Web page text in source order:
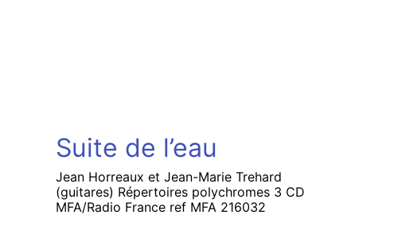
Suite de l’eau
Jean Horreaux et Jean-Marie Trehard
(guitares) Répertoires polychromes 3 CD
MFA/Radio France ref MFA 216032